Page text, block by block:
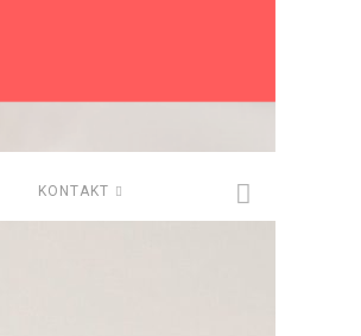
KONTAKT